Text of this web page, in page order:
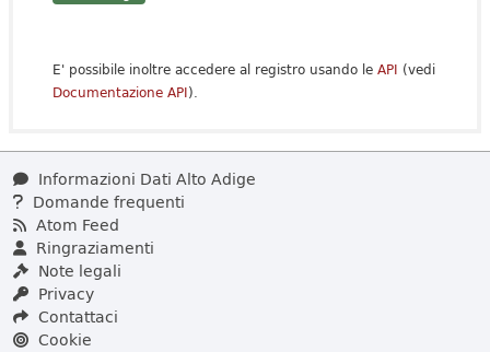
E' possibile inoltre accedere al registro usando le API (vedi
Documentazione API).
Informazioni Dati Alto Adige
Domande frequenti
Atom Feed
Ringraziamenti
Note legali
Privacy
Contattaci
Cookie